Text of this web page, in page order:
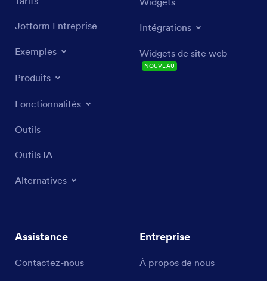
Jotform Entreprise
Exemples
Produits
Fonctionnalités
Outils
Outils IA
Alternatives
Intégrations
Widgets de site web
NOUVEAU
Assistance
Contactez-nous
Entreprise
À propos de nous